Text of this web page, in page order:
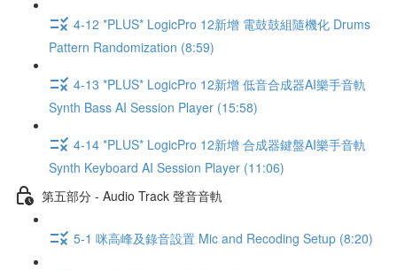
4-12 *PLUS* LogicPro 12新增 電鼓鼓組隨機化 Drums
Pattern Randomization (8:59)
4-13 *PLUS* LogicPro 12新增 低音合成器AI樂手音軌
Synth Bass AI Session Player (15:58)
4-14 *PLUS* LogicPro 12新增 合成器鍵盤AI樂手音軌
Synth Keyboard AI Session Player (11:06)
第五部分 - Audio Track 聲音音軌
5-1 咪高峰及錄音設置 Mic and Recoding Setup (8:20)